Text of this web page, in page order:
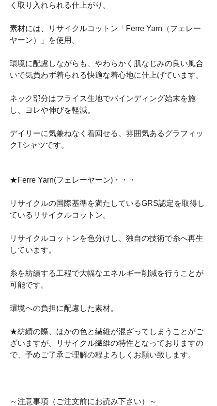
く取り入れられる仕上がり。
素材には、リサイクルコットン「Ferre Yarn（フェレー
ヤーン）」を使用。
環境に配慮しながらも、やわらかく肌なじみの良い風合
いで気負わず着られる快適な着心地に仕上げています。
ネック部分はフライス生地でバインディング始末を施
し、ヨレや伸びを軽減。
デイリーに気兼ねなく着回せる、雰囲気あるグラフィッ
クTシャツです。
★Ferre Yarn(フェレーヤーン)・・・
リサイクルの国際基準を満たしているGRS認定を取得し
ているリサイクルコットン。
リサイクルコットンを色分けし、独自の技術で糸へ再生
しています。
糸を紡績する工程で大幅なエネルギー削減を行うことが
可能です。
環境への負担に配慮した素材。
★紡績の際、ほかの色と繊維が混ざってしまうことがご
ざいますが、リサイクル繊維の特性となっておりますの
で、予めご了承ご理解の程よろしくお願い致します。
～注意事項（ご注文前にお読み下さい）～